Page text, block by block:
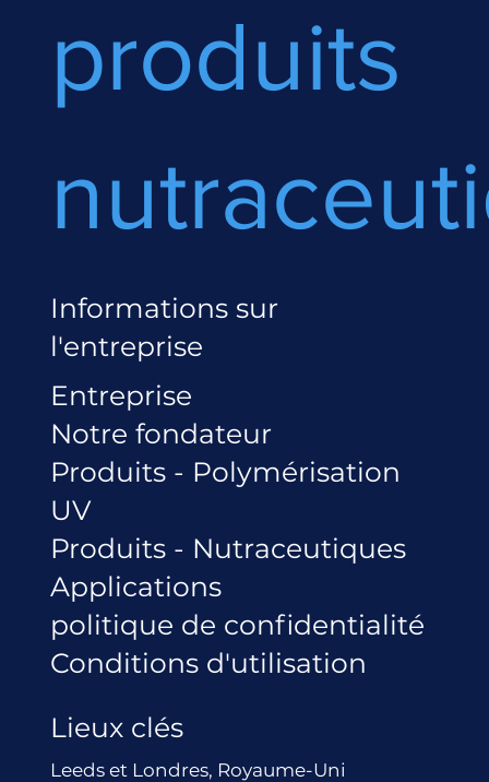
produits
Informations sur
l'entreprise
Entreprise
Notre fondateur
Produits - Polymérisation
UV
Produits - Nutraceutiques
Applications
politique de confidentialité
Conditions d'utilisation
Lieux clés
Leeds et Londres, Royaume-Uni